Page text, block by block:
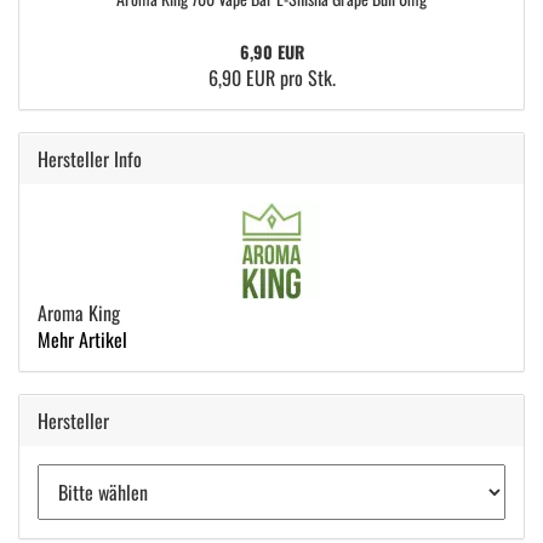
6,90 EUR
6,90 EUR pro Stk.
Hersteller Info
Aroma King
Mehr Artikel
Hersteller